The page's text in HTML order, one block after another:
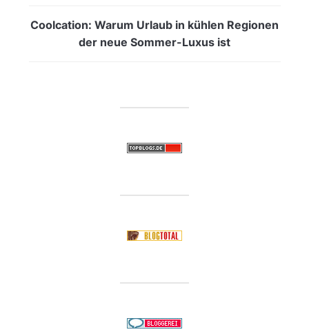
Coolcation: Warum Urlaub in kühlen Regionen
der neue Sommer-Luxus ist